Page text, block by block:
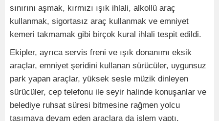
sınırını aşmak, kırmızı ışık ihlali, alkollü araç
kullanmak, sigortasız araç kullanmak ve emniyet
kemeri takmamak gibi birçok kural ihlali tespit edildi.
Ekipler, ayrıca servis freni ve ışık donanımı eksik
araçlar, emniyet şeridini kullanan sürücüler, uygunsuz
park yapan araçlar, yüksek sesle müzik dinleyen
sürücüler, cep telefonu ile seyir halinde konuşanlar ve
belediye ruhsat süresi bitmesine rağmen yolcu
taşımaya devam eden araçlara da işlem yaptı.